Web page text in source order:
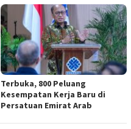
Terbuka, 800 Peluang
Kesempatan Kerja Baru di
Persatuan Emirat Arab